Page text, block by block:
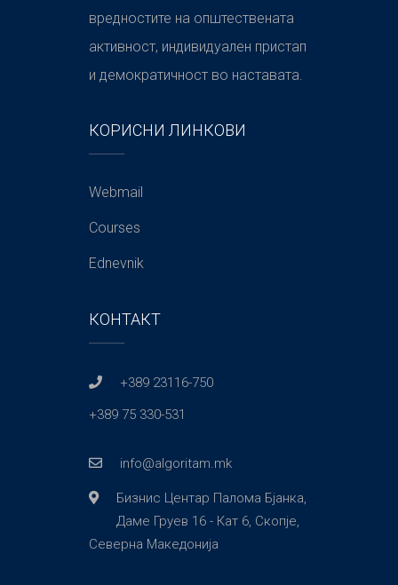
вредностите на општествената
активност, индивидуален пристап
и демократичност во наставата.
КОРИСНИ ЛИНКОВИ
Webmail
Courses
Ednevnik
КОНТАКТ
+389 23116-750
+389 75 330-531
info@algoritam.mk
Бизнис Центар Палома Бјанка,
Даме Груев 16 - Кат 6, Скопје,
Северна Македонија